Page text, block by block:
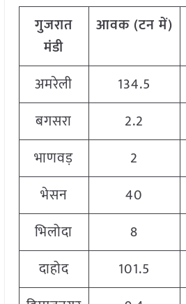
गुजरात
मंडी
आवक (टनमें)
अमरेली 134.5
बगसरा
2.2
भाणवड़
2
भेसन
40
भिलोदा
8
दाहोद
101.5